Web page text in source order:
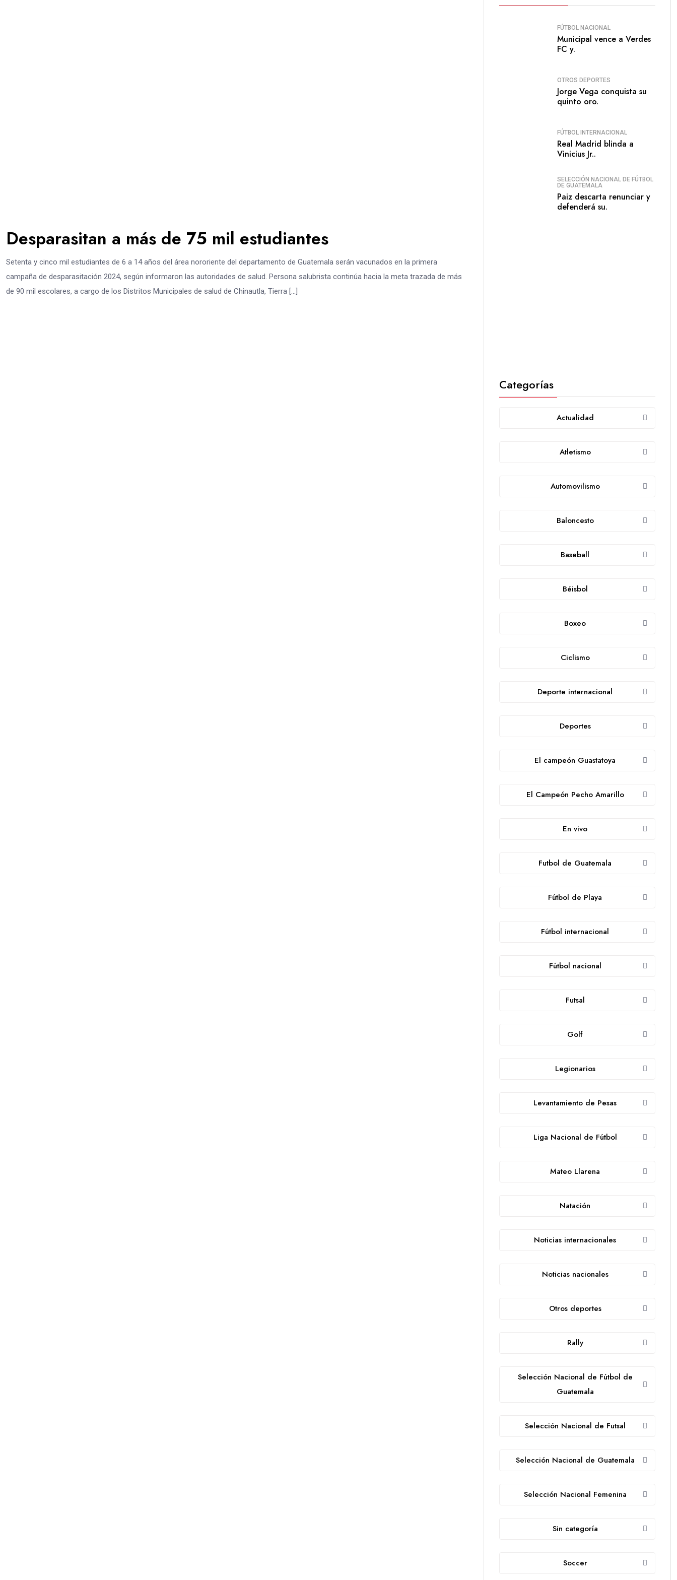
Desparasitan a más de 75 mil estudiantes
Setenta y cinco mil estudiantes de 6 a 14 años del área nororiente del departamento de Guatemala serán vacunados en la primera
campaña de desparasitación 2024, según informaron las autoridades de salud. Persona salubrista continúa hacia la meta trazada de más
de 90 mil escolares, a cargo de los Distritos Municipales de salud de Chinautla, Tierra […]
FÚTBOL NACIONAL
Municipal vence a Verdes
FC y.
OTROS DEPORTES
Jorge Vega conquista su
quinto oro.
FÚTBOL INTERNACIONAL
Real Madrid blinda a
Vinicius Jr..
SELECCIÓN NACIONAL DE FÚTBOL
DE GUATEMALA
Paiz descarta renunciar y
defenderá su.
Categorías
Actualidad
Atletismo
Automovilismo
Baloncesto
Baseball
Béisbol
Boxeo
Ciclismo
Deporte internacional
Deportes
El campeón Guastatoya
El Campeón Pecho Amarillo
En vivo
Futbol de Guatemala
Fútbol de Playa
Fútbol internacional
Fútbol nacional
Futsal
Golf
Legionarios
Levantamiento de Pesas
Liga Nacional de Fútbol
Mateo Llarena
Natación
Noticias internacionales
Noticias nacionales
Otros deportes
Rally
Selección Nacional de Fútbol de
Guatemala
Selección Nacional de Futsal
Selección Nacional de Guatemala
Selección Nacional Femenina
Sin categoría
Soccer